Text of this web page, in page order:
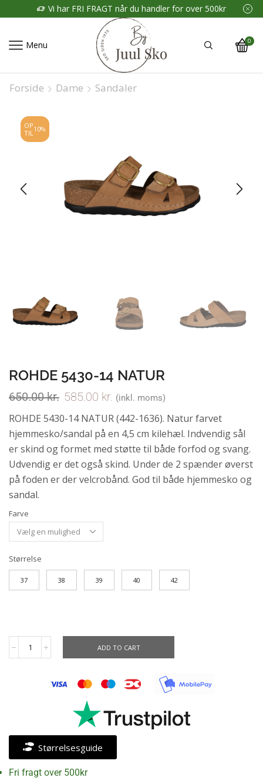
Vi har FRI FRAGT når du handler for over 500kr
Menu 0
Forside Dame Sandaler
OP
TIL 10%
ROHDE 5430-14 NATUR
650.00kr. 585.00 kr. (inkl. moms)
ROHDE 5430-14 NATUR (442-1636). Natur farvet
hjemmesko/sandal på en 4,5 cm kilehæl. Indvendig sål
er skind og formet med støtte til både forfod og svang.
Udvendig er det også skind. Under de 2 spænder øverst
på foden er der velcrobånd. God til både hjemmesko og
sandal.
Farve
Størrelse
37 38 39 40 42
ADD TO CART
Størrelsesguide
Fri fragt over 500kr